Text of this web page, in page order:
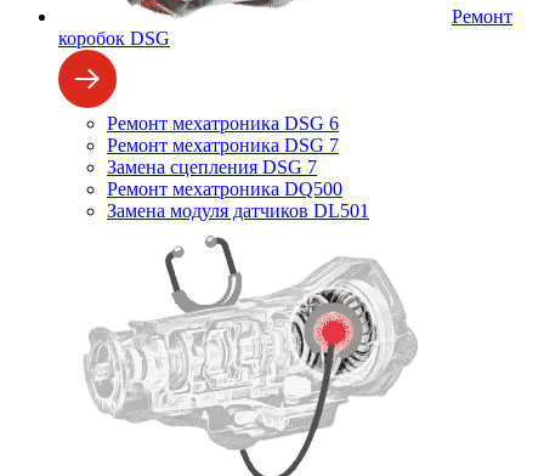
Ремонт
коробок DSG
Ремонт мехатроника DSG 6
Ремонт мехатроника DSG 7
Замена сцепления DSG 7
Ремонт мехатроника DQ500
Замена модуля датчиков DL501